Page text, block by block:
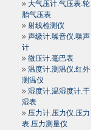
大气压计.气压表.轮
胎气压表
射线检测仪
声级计.噪音仪.噪声
计
微压计.毫巴表
温度计.测温仪.红外
测温仪
湿度计.温湿度计.干
湿表
压力计.压力仪.压力
表.压力测量仪